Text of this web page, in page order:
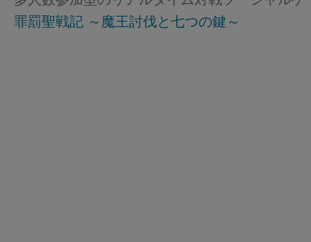
罪罰聖戦記 ～魔王討伐と七つの鍵～